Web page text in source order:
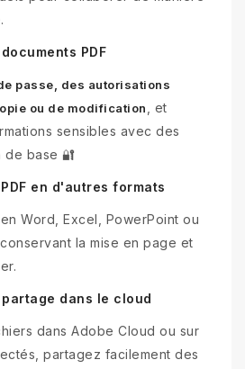
PDF
passe, des autorisations
ou de modification
, et
sensibles avec des
base 🔐
en d'autres formats
Word, Excel, PowerPoint ou
la mise en page et
dans le cloud
dans Adobe Cloud ou sur
partagez facilement des